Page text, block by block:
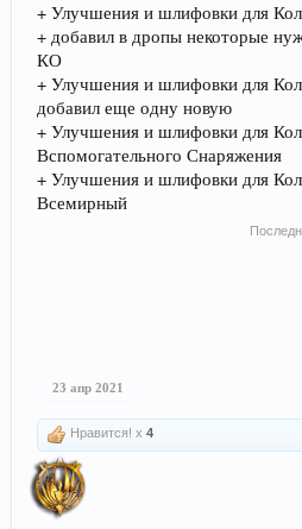
+ Улучшения и шлифовки для
+ добавил в дропы некоторые
КО
+ Улучшения и шлифовки для
добавил еще одну новую
+ Улучшения и шлифовки для
Вспомогательного Снаряжения
+ Улучшения и шлифовки для
Всемирный
23 апр 2021
Нравится! x 4